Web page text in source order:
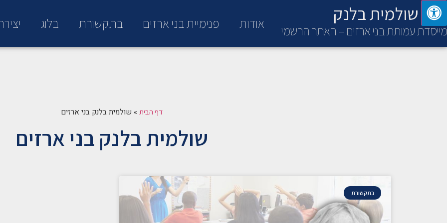
ד"ר שולמית בלנק
מייסדת עמותת בני ארזים – האתר הרשמי אודות פנימיית בני ארזים בתקשורת בלוג
דף הבית » שולמית בלנק בני ארזים
שולמית בלנק בני ארזים
בתקשורת